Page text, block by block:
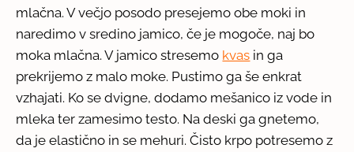
mlačna. V večjo posodo presejemo obe moki in
naredimo v sredino jamico, če je mogoče, naj bo
moka mlačna. V jamico stresemo kvas in ga
prekrijemo z malo moke. Pustimo ga še enkrat
vzhajati. Ko se dvigne, dodamo mešanico iz vode in
mleka ter zamesimo testo. Na deski ga gnetemo,
da je elastično in se mehuri. Čisto krpo potresemo z